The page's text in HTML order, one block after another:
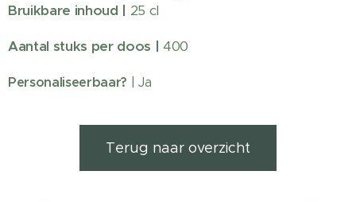
Bruikbare inhoud | 25 cl
Aantal stuks per doos | 400
Personaliseerbaar? | Ja
Terug naar overzicht